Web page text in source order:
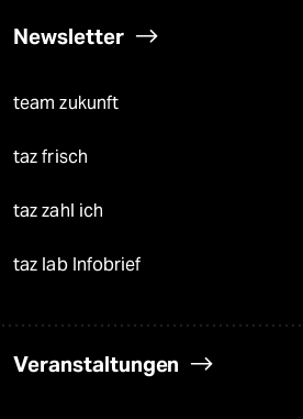
Newsletter
team zukunft
taz frisch
taz zahl ich
taz lab Infobrief
Veranstaltungen